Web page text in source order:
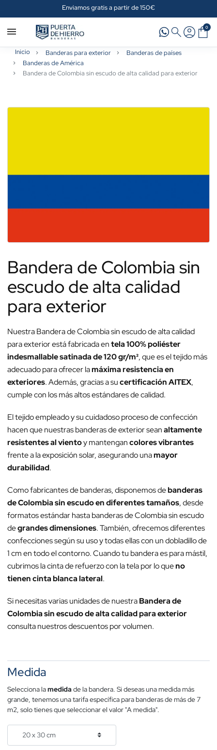
Enviamos gratis a partir de 150€
0
Inicio Banderas para exterior
Banderas de países
Banderas de América
Bandera de Colombia sin escudo de alta calidad para exterior
Bandera de Colombia sin
escudo de alta calidad
para exterior
Nuestra Bandera de Colombia sin escudo de alta calidad
para exterior está fabricada entela 100% poliéster
indesmallable satinada de 120 gr/m², que es el tejido más
adecuado para ofrecer lamáxima resistencia en
exteriores. Además, gracias a sucertificación AITEX,
cumple con los más altos estándares de calidad.
El tejido empleado y su cuidadoso proceso de confección
hacen que nuestras banderas de exterior seanaltamente
resistentes al vientoy mantengancolores vibrantes
frente a la exposición solar, asegurando unamayor
durabilidad.
Como fabricantes de banderas, disponemos debanderas
de Colombia sin escudo en diferentes tamaños, desde
formatos estándar hasta banderas de Colombia sin escudo
degrandes dimensiones. También, ofrecemos diferentes
confecciones según su uso y todas ellas con un dobladillo de
1 cm en todo el contorno. Cuando tu bandera es para mástil,
cubrimos la cinta de refuerzo con la tela por lo queno
tienen cinta blanca lateral.
Si necesitas varias unidades de nuestraBandera de
Colombia sin escudo de alta calidad para exterior
consulta nuestros descuentos por volumen.
Medida
Selecciona lamedida de la bandera. Si deseas una medida más
grande, tenemos una tarifa específica para banderas de más de 7
m2, solo tienes que seleccionar el valor "A medida".